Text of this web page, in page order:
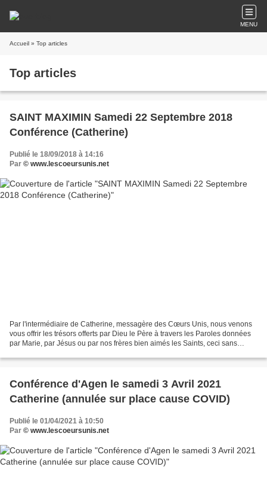
MENU
Accueil » Top articles
Top articles
SAINT MAXIMIN Samedi 22 Septembre 2018
Conférence (Catherine)
Publié le 18/09/2018 à 14:16
Par © www.lescoeursunis.net
Par l'intermédiaire de Catherine, messagère des Cœurs Unis, nous venons
vous offrir les trésors offerts par Dieu le Père à travers les Paroles données
par Marie, par Jésus ou par nos frères bien aimés les Saints, ceci sans
Conférence d'Agen le samedi 3 Avril 2021
Catherine (annulée sur place cause COVID)
Publié le 01/04/2021 à 10:50
Par © www.lescoeursunis.net